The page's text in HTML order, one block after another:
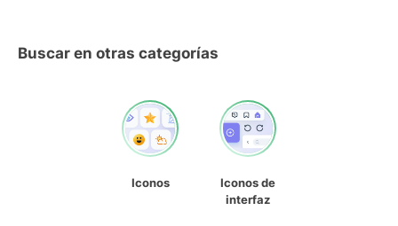
Buscar en otras categorías
Iconos
Iconos de
interfaz